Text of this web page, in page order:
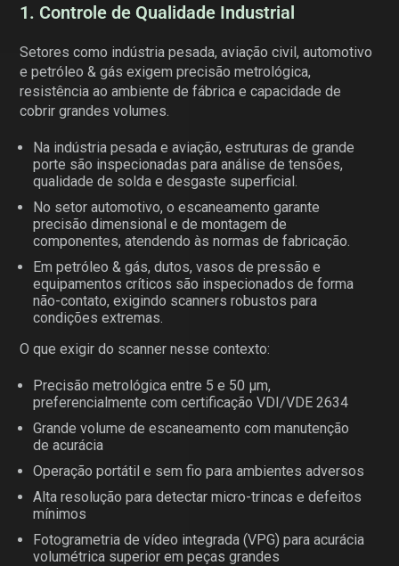
1. Controle de Qualidade Industrial
Setores como indústria pesada, aviação civil, automotivo
e petróleo & gás exigem precisão metrológica,
resistência ao ambiente de fábrica e capacidade de
cobrir grandes volumes.
Na indústria pesada e aviação, estruturas de grande
porte são inspecionadas para análise de tensões,
qualidade de solda e desgaste superficial.
No setor automotivo, o escaneamento garante
precisão dimensional e de montagem de
componentes, atendendo às normas de fabricação.
Em petróleo & gás, dutos, vasos de pressão e
equipamentos críticos são inspecionados de forma
não-contato, exigindo scanners robustos para
condições extremas.
O que exigir do scanner nesse contexto:
Precisão metrológica entre 5 e 50 µm,
preferencialmente com certificação VDI/VDE 2634
Grande volume de escaneamento com manutenção
de acurácia
Operação portátil e sem fio para ambientes adversos
Alta resolução para detectar micro-trincas e defeitos
mínimos
Fotogrametria de vídeo integrada (VPG) para acurácia
volumétrica superior em peças grandes